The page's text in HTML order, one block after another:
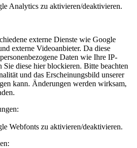
Analytics zu aktivieren/deaktivieren.
externe Dienste wie Google
externe Videoanbieter. Da diese
Daten wie Ihre IP-
Sie diese hier blockieren. Bitte beachten
und das Erscheinungsbild unserer
kann. Änderungen werden wirksam,
Webfonts zu aktivieren/deaktivieren.